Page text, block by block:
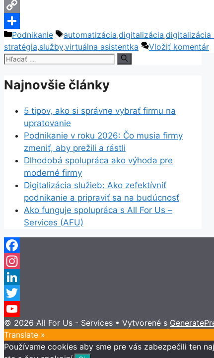
Email
Copy
Link
Share
Kategórie
Podnikanie Značky
automatizácia,digitalizácia,digitalizácia
stratégia,služby,virtuálna asistentka
Vložiť komentár
Hľadať:
Najnovšie články
5 tipov, ako si správne vybrať firmu na
upratovanie
Podnikanie v roku 2026: Čo musia firmy
zmeniť, aby prežili a rástli
Dlhodobá spolupráca ako výhoda pre
moderné firmy
Digitalizácia služieb: Ako zefektívniť
podnikanie a pripraviť sa na budúcnosť
Ako funguje spolupráca s All For Us –
Services (AFU)
Facebook
Instagram
LinkedIn
Twitter
YouTube
Channel
© 2026 All For Us - Services • Vytvorené s
Translate »
Používame cookies aby sme pre vás zabezpečili ten